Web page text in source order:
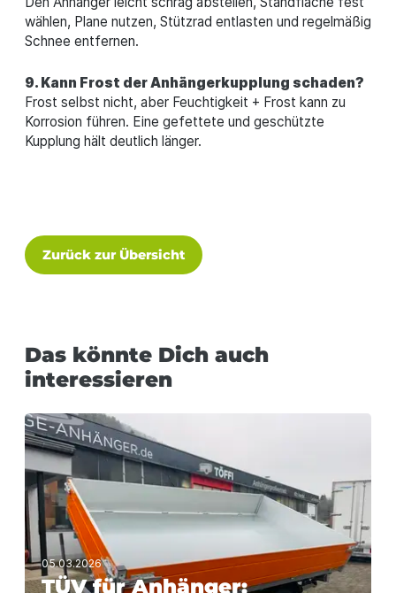
wählen, Plane nutzen, Stützrad entlasten und regelmäßig
Schnee entfernen.
9. Kann Frost der Anhängerkupplung schaden?
Frost selbst nicht, aber Feuchtigkeit + Frost kann zu
Korrosion führen. Eine gefettete und geschützte
Kupplung hält deutlich länger.
Das könnte Dich auch
interessieren
05.03.2026
TÜV für Anhänger:
Zurück zur Übersicht